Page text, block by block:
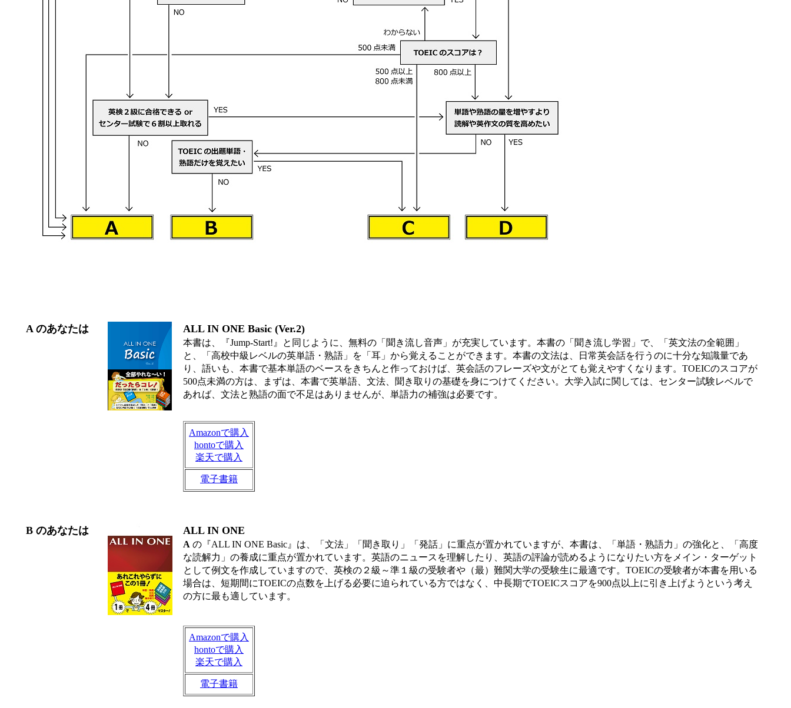
A のあなたは ALL IN ONE Basic (Ver.2)
本書は、『Jump-Start!』と同じように、無料の「聞き流し音声」が充実しています。本書の「聞き流し学習」で、「英文法の全範囲」
と、「高校中級レベルの英単語・熟語」を「耳」から覚えることができます。本書の文法は、日常英会話を行うのに十分な知識量であ
り、語いも、本書で基本単語のベースをきちんと作っておけば、英会話のフレーズや文がとても覚えやすくなります。TOEICのスコアが
500点未満の方は、まずは、本書で英単語、文法、聞き取りの基礎を身につけてください。大学入試に関しては、センター試験レベルで
あれば、文法と熟語の面で不足はありませんが、単語力の補強は必要です。
Amazonで購入
hontoで購入
楽天で購入
電子書籍
B のあなたは ALL IN ONE
A の『ALL IN ONE Basic』は、「文法」「聞き取り」「発話」に重点が置かれていますが、本書は、「単語・熟語力」の強化と、「高度
な読解力」の養成に重点が置かれています。英語のニュースを理解したり、英語の評論が読めるようになりたい方をメイン・ターゲット
として例文を作成していますので、英検の２級～準１級の受験者や（最）難関大学の受験生に最適です。TOEICの受験者が本書を用いる
場合は、短期間にTOEICの点数を上げる必要に迫られている方ではなく、中長期でTOEICスコアを900点以上に引き上げようという考え
の方に最も適しています。
Amazonで購入
hontoで購入
楽天で購入
電子書籍